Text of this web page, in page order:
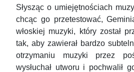
Słysząc o umiejętnościach
chcąc go przetestować,
włoskiej muzyki, który został
tak, aby zawierał bardzo
otrzymaniu muzyki przez
wysłuchał utworu i pochwalił